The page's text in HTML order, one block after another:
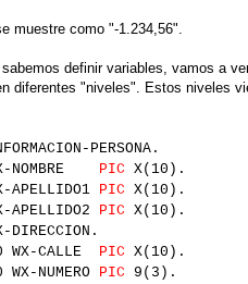
muestre como "-1.234,56".
definir variables, vamos a
diferentes "niveles". Estos niveles
PERSONA.
NOMBRE PIC X(10).
PIC X(10).
PIC X(10).
CALLE PIC X(10).
NUMERO PIC 9(3).